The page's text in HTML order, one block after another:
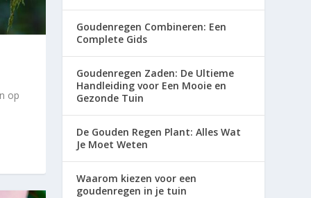
op
Goudenregen Combineren: Een
Complete Gids
Goudenregen Zaden: De Ultieme
Handleiding voor Een Mooie en
Gezonde Tuin
De Gouden Regen Plant: Alles Wat
Je Moet Weten
Waarom kiezen voor een
goudenregen in je tuin